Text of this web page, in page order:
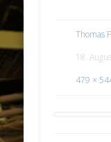
Thomas
18.
479 ×